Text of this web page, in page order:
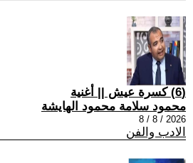
(6) كسرة عيش || أغنية
محمود سلامة محمود الهايشة
2026 / 8 / 8
الادب والفن